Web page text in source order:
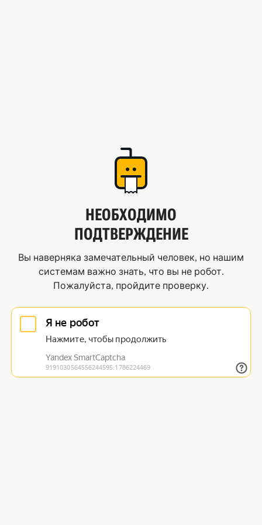
НЕОБХОДИМО
ПОДТВЕРЖДЕНИЕ
Вы наверняка замечательный человек, но нашим
системам важно знать, что вы не робот.
Пожалуйста, пройдите проверку.